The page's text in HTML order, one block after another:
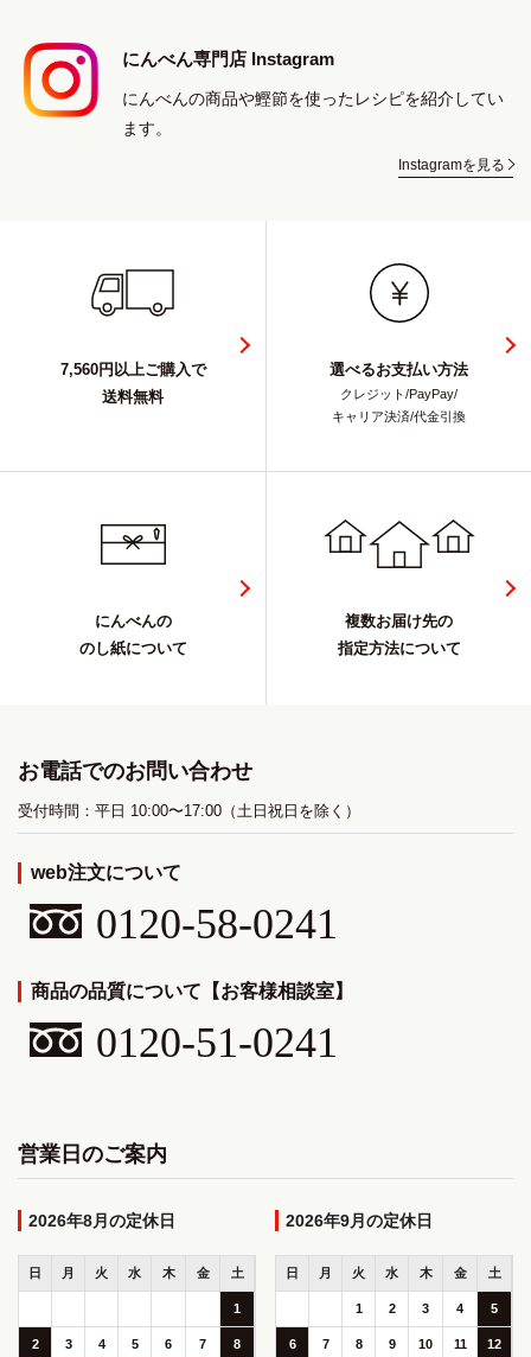
にんべん専門店 Instagram
にんべんの商品や鰹節を使ったレシピを紹介してい
ます。
Instagramを見る
7,560円以上ご購入で
送料無料
選べるお支払い方法
クレジット/PayPay/
キャリア決済/代金引換
にんべんの
のし紙について
複数お届け先の
指定方法について
お電話でのお問い合わせ
受付時間：平日 10:00〜17:00（土日祝日を除く）
web注文について
0120-58-0241
商品の品質について【お客様相談室】
0120-51-0241
営業日のご案内
2026年8月
日 月 火 水 木 金 土
1
2 3 4 5 6 7 8
2026年9月
日 月 火 水 木 金 土
1 2 3 4 5
6 7 8 9 10 11 12